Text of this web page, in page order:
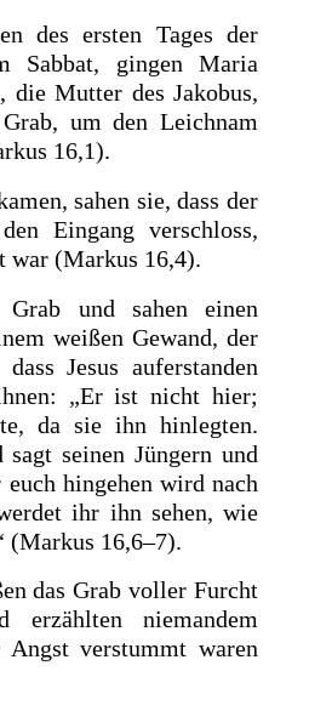
des ersten Tages der
Sabbat, gingen Maria
die Mutter des Jakobus,
um den Leichnam
16,1).
sahen sie, dass der
Eingang verschloss,
war (Markus 16,4).
und sahen einen
weißen Gewand, der
Jesus auferstanden
„Er ist nicht hier;
da sie ihn hinlegten.
seinen Jüngern und
euch hingehen wird nach
ihr ihn sehen, wie
(Markus 16,6–7).
das Grab voller Furcht
erzählten niemandem
verstummt waren